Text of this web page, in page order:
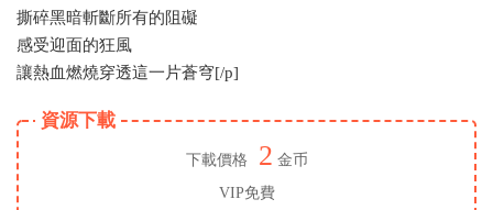
撕碎黑暗斬斷所有的阻礙
感受迎面的狂風
讓熱血燃燒穿透這一片蒼穹[/p]
資源下載
下載價格 2 金币
VIP免費